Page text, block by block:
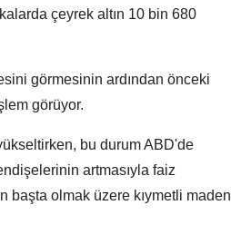
çeyrek altın 10 bin 680
görmesinin ardından önceki
görüyor.
bu durum ABD'de
artmasıyla faiz
başta olmak üzere kıymetli maden